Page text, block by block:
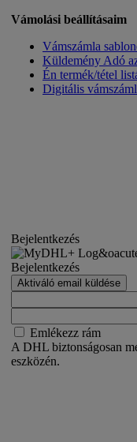
Vámolási beállításaim
Vámszámla
Küldemény Adó
Én termék/tétel
Digitális
Bejelentkezés
Bejelentkezés
Aktiváló email küldése
Emlékezz rám
A DHL biztonságosan
eszközén.